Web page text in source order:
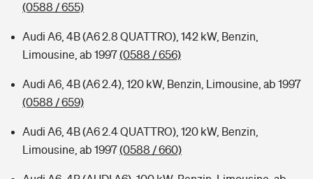
(0588 / 655)
Audi A6, 4B (A6 2.8 QUATTRO), 142 kW, Benzin,
Limousine, ab 1997(0588 / 656)
Audi A6, 4B (A6 2.4), 120 kW, Benzin, Limousine, ab 1997
(0588 / 659)
Audi A6, 4B (A6 2.4 QUATTRO), 120 kW, Benzin,
Limousine, ab 1997(0588 / 660)